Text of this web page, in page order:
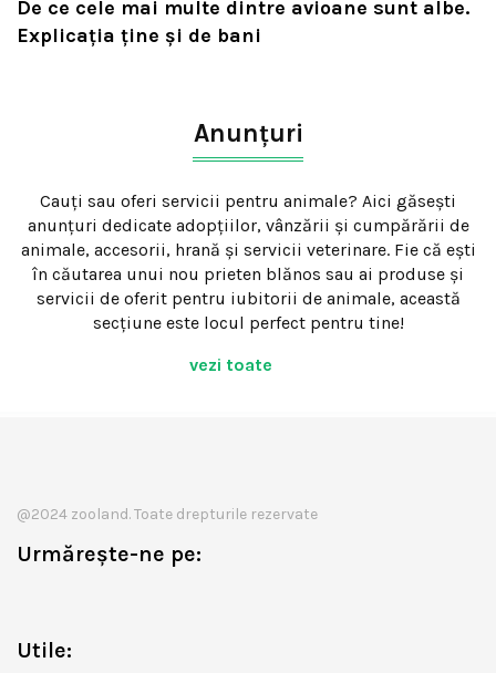
De ce cele mai multe dintre avioane sunt albe.
Explicația ține și de bani
Anunțuri
Cauți sau oferi servicii pentru animale? Aici găsești
anunțuri dedicate adopțiilor, vânzării și cumpărării de
animale, accesorii, hrană și servicii veterinare. Fie că ești
în căutarea unui nou prieten blănos sau ai produse și
servicii de oferit pentru iubitorii de animale, această
secțiune este locul perfect pentru tine!
vezi toate
@2024 zooland. Toate drepturile rezervate
Urmărește-ne pe:
Utile: